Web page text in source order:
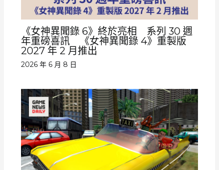
《女神異聞錄 6》終於亮相 系列 30 週
年重磅喜訊 《女神異聞錄 4》重製版
2027 年 2 月推出
2026 年 6 月 8 日